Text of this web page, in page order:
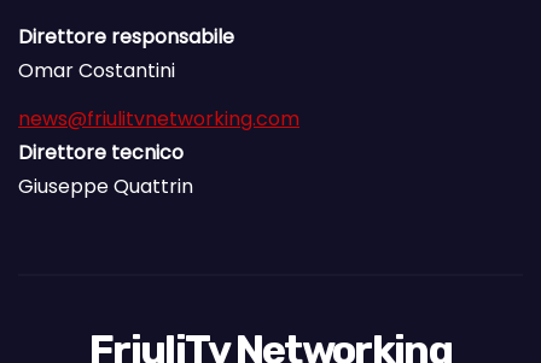
Direttore responsabile
Omar Costantini
news@friulitvnetworking.com
Direttore tecnico
Giuseppe Quattrin
FriuliTv Networking